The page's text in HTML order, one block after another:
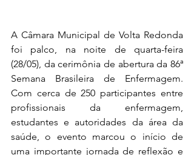
A Câmara Municipal de Volta Redonda
foi palco, na noite de quarta-feira
(28/05), da cerimônia de abertura da 86ª
Semana Brasileira de Enfermagem.
Com cerca de 250 participantes entre
profissionais da enfermagem,
estudantes e autoridades da área da
saúde, o evento marcou o início de
uma importante jornada de reflexão e